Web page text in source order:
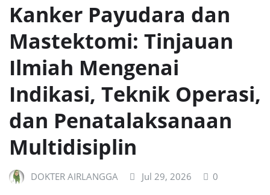
Kanker Payudara dan
Mastektomi: Tinjauan
Ilmiah Mengenai
Indikasi, Teknik Operasi,
dan Penatalaksanaan
Multidisiplin
DOKTER AIRLANGGA Jul 29, 2026 0